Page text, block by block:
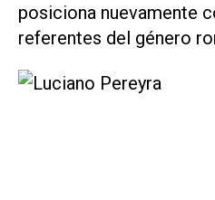
posiciona nuevamente
referentes del género